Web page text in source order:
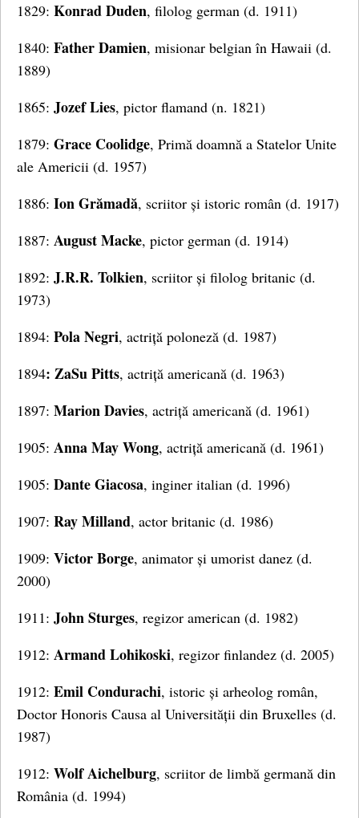
1829: Konrad Duden, filolog german (d. 1911)
1840: Father Damien, misionar belgian în Hawaii (d.
1889)
1865: Jozef Lies, pictor flamand (n. 1821)
1879: Grace Coolidge, Primă doamnă a Statelor Unite
ale Americii (d. 1957)
1886: Ion Grămadă, scriitor și istoric român (d. 1917)
1887: August Macke, pictor german (d. 1914)
1892: J.R.R. Tolkien, scriitor și filolog britanic (d.
1973)
1894: Pola Negri, actriță poloneză (d. 1987)
1894: ZaSu Pitts, actriță americană (d. 1963)
1897: Marion Davies, actriță americană (d. 1961)
1905: Anna May Wong, actriță americană (d. 1961)
1905: Dante Giacosa, inginer italian (d. 1996)
1907: Ray Milland, actor britanic (d. 1986)
1909: Victor Borge, animator și umorist danez (d.
2000)
1911: John Sturges, regizor american (d. 1982)
1912: Armand Lohikoski, regizor finlandez (d. 2005)
1912: Emil Condurachi, istoric și arheolog român,
Doctor Honoris Causa al Universității din Bruxelles (d.
1987)
1912: Wolf Aichelburg, scriitor de limbă germană din
România (d. 1994)